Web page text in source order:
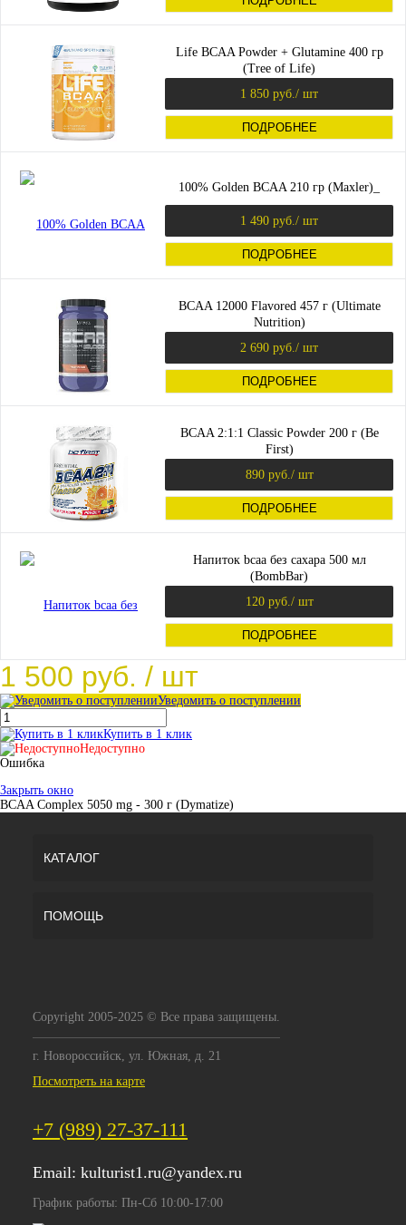
Life BCAA Powder + Glutamine 400 гр
(Tree of Life)
1 850 руб. / шт
ПОДРОБНЕЕ
100% Golden BCAA 210 гр (Maxler)_
1 490 руб. / шт
ПОДРОБНЕЕ
BCAA 12000 Flavored 457 г (Ultimate
Nutrition)
2 690 руб. / шт
ПОДРОБНЕЕ
BCAA 2:1:1 Classic Powder 200 г (Be
First)
890 руб. / шт
ПОДРОБНЕЕ
Напиток bcaa без сахара 500 мл
(BombBar)
120 руб. / шт
ПОДРОБНЕЕ
1 500 руб. / шт
Уведомить о поступлении
Купить в 1 клик
Недоступно
Ошибка
Закрыть окно
BCAA Complex 5050 mg - 300 г (Dymatize)
КАТАЛОГ
ПОМОЩЬ
Copyright 2005-2025 © Все права защищены.
г. Новороссийск, ул. Южная, д. 21
Посмотреть на карте
+7 (989) 27-37-111
Email: kulturist1.ru@yandex.ru
График работы: Пн-Сб 10:00-17:00